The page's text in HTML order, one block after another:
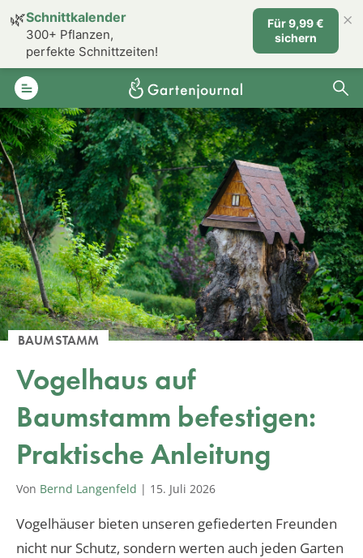
BAUMSTAMM
Vogelhaus auf
Baumstamm befestigen:
Praktische Anleitung
Von Bernd Langenfeld | 15. Juli 2026
Vogelhäuser bieten unseren gefiederten Freunden
nicht nur Schutz, sondern werten auch jeden Garten
🌿Schnittkalender
300+ Pflanzen,
perfekte Schnittzeiten!
Für 9,99 €
sichern
×